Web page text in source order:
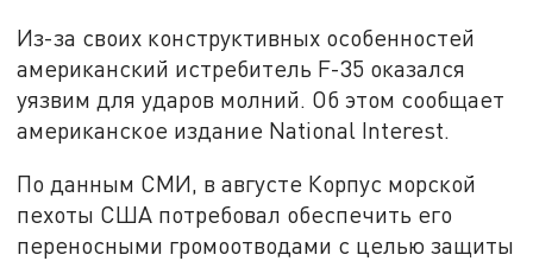
Из-за своих конструктивных особенностей
американский истребитель F-35 оказался
уязвим для ударов молний. Об этом сообщает
американское издание National Interest.
По данным СМИ, в августе Корпус морской
пехоты США потребовал обеспечить его
переносными громоотводами с целью защиты